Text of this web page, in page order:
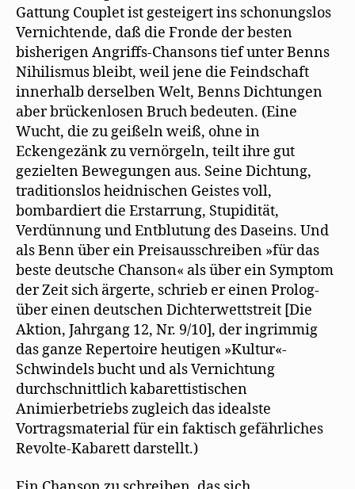
Gattung Couplet ist gesteigert ins schonungslos
Vernichtende, daß die Fronde der besten
bisherigen Angriffs-Chansons tief unter Benns
Nihilismus bleibt, weil jene die Feindschaft
innerhalb derselben Welt, Benns Dichtungen
aber brückenlosen Bruch bedeuten. (Eine
Wucht, die zu geißeln weiß, ohne in
Eckengezänk zu vernörgeln, teilt ihre gut
gezielten Bewegungen aus. Seine Dichtung,
traditionslos heidnischen Geistes voll,
bombardiert die Erstarrung, Stupidität,
Verdünnung und Entblutung des Daseins. Und
als Benn über ein Preisausschreiben »für das
beste deutsche Chanson« als über ein Symptom
der Zeit sich ärgerte, schrieb er einen Prolog-
über einen deutschen Dichterwettstreit [Die
Aktion, Jahrgang 12, Nr. 9/10], der ingrimmig
das ganze Repertoire heutigen »Kultur«-
Schwindels bucht und als Vernichtung
durchschnittlich kabarettistischen
Animierbetriebs zugleich das idealste
Vortragsmaterial für ein faktisch gefährliches
Revolte-Kabarett darstellt.)